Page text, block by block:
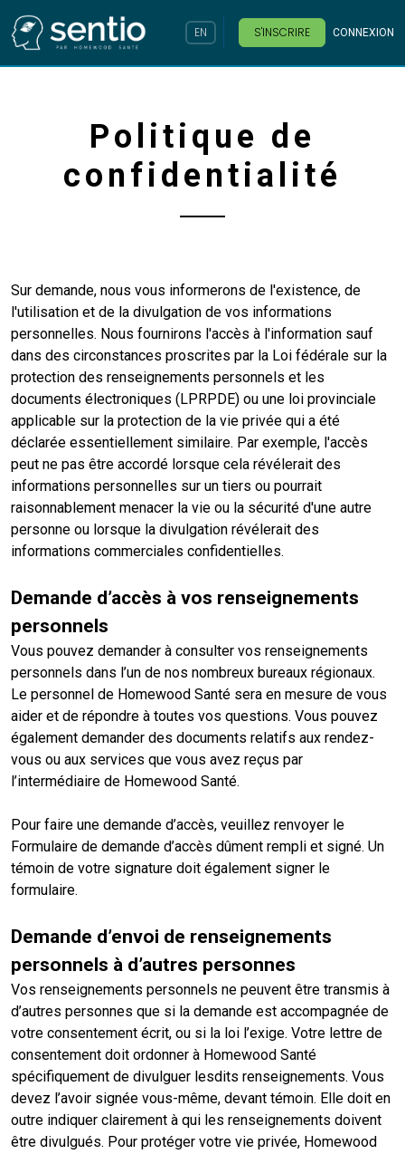
EN S'INSCRIRE CONNEXION
Politique de
confidentialité
Sur demande, nous vous informerons de l'existence, de
l'utilisation et de la divulgation de vos informations
personnelles. Nous fournirons l'accès à l'information sauf
dans des circonstances proscrites par la Loi fédérale sur la
protection des renseignements personnels et les
documents électroniques (LPRPDE) ou une loi provinciale
applicable sur la protection de la vie privée qui a été
déclarée essentiellement similaire. Par exemple, l'accès
peut ne pas être accordé lorsque cela révélerait des
informations personnelles sur un tiers ou pourrait
raisonnablement menacer la vie ou la sécurité d'une autre
personne ou lorsque la divulgation révélerait des
informations commerciales confidentielles.
Demande d’accès à vos renseignements
personnels
Vous pouvez demander à consulter vos renseignements
personnels dans l’un de nos nombreux bureaux régionaux.
Le personnel de Homewood Santé sera en mesure de vous
aider et de répondre à toutes vos questions. Vous pouvez
également demander des documents relatifs aux rendez-
vous ou aux services que vous avez reçus par
l’intermédiaire de Homewood Santé.
Pour faire une demande d’accès, veuillez renvoyer le
Formulaire de demande d’accès dûment rempli et signé. Un
témoin de votre signature doit également signer le
formulaire.
Demande d’envoi de renseignements
personnels à d’autres personnes
Vos renseignements personnels ne peuvent être transmis à
d’autres personnes que si la demande est accompagnée de
votre consentement écrit, ou si la loi l’exige. Votre lettre de
consentement doit ordonner à Homewood Santé
spécifiquement de divulguer lesdits renseignements. Vous
devez l’avoir signée vous-même, devant témoin. Elle doit en
outre indiquer clairement à qui les renseignements doivent
être divulgués. Pour protéger votre vie privée, Homewood